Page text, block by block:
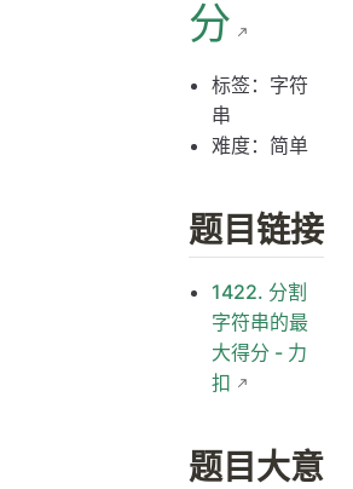
分
标签：字符
串
难度：简单
题目链接
1422. 分割
字符串的最
大得分 - 力
扣
题目大意